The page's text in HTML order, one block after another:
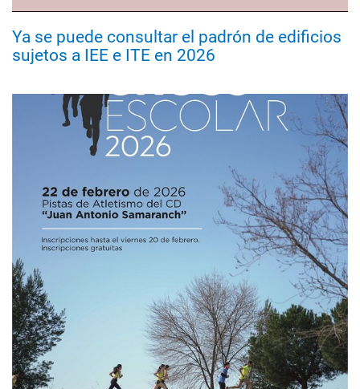
Ya se puede consultar el padrón de edificios
sujetos a IEE e ITE en 2026